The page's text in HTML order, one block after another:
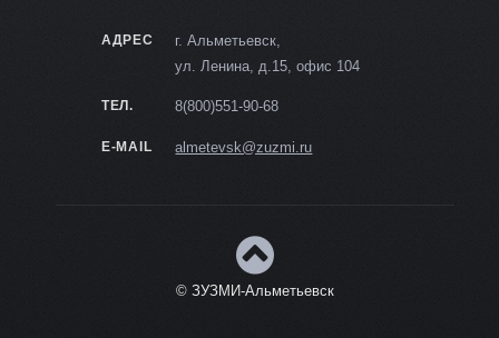
АДРЕС
г. Альметьевск,
ул. Ленина, д.15, офис 104
ТЕЛ. 8(800)551-90-68
E-MAIL almetevsk@zuzmi.ru
© ЗУЗМИ-Альметьевск